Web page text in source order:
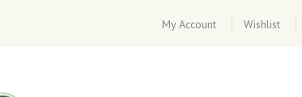
My Account Wishlist